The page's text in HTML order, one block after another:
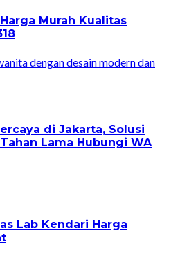
Murah Kualitas
di Jakarta, Solusi
Lama Hubungi WA
Lab Kendari Harga